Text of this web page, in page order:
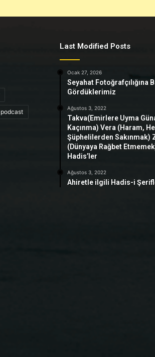
podcast
Last Modified Posts
Ocak 27, 2026
Seyahat Fotoğrafçılığına
Gördüklerimiz
Ağustos 3, 2022
Takva(Emirlere Uyma
Kaçınma) Vera (Haram,
Şüphelilerden Sakınmak)
(Dünyaya Rağbet
Hadis’ler
Ağustos 3, 2022
Ahiretle ilgili Hadis-i